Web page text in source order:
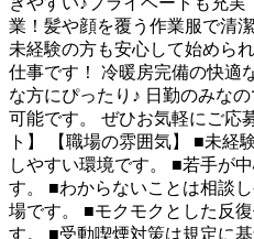
業！髪や顔を覆う作業服で清
未経験の方も安心して始めら
仕事です！ 冷暖房完備の快適
な方にぴったり♪ 日勤のみな
可能です。 ぜひお気軽にご応
ト】 【職場の雰囲気】 ■未経
しやすい環境です。 ■若手が
す。 ■わからないことは相談
場です。 ■モクモクとした反
す。 ■受動喫煙対策は規定に